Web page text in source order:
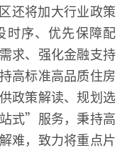
还将加大行业政策
时序、优先保障配
求、强化金融支持
高标准高品质住房
政策解读、规划选
式”服务，秉持高
难，致力将重点片